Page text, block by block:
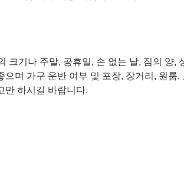
기나 주말, 공휴일, 손 없는 날, 짐의 양,
며 가구 운반 여부 및 포장, 장거리, 원룸,
만 하시길 바랍니다.